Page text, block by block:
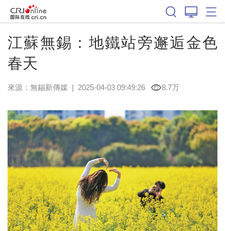
江蘇無錫：地鐵站旁邂逅金色
春天
來源： 無錫新傳媒 | 2025-04-03 09:49:26 8.7万